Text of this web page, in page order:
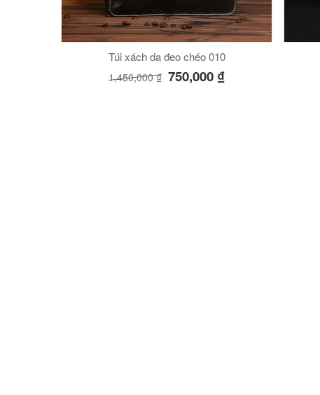
Túi xách da đeo chéo 010
1,450,000₫ 750,000 ₫